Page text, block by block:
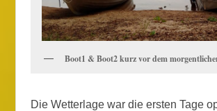
Boot1 & Boot2 kurz vor dem
Die Wetterlage war die ersten Tage